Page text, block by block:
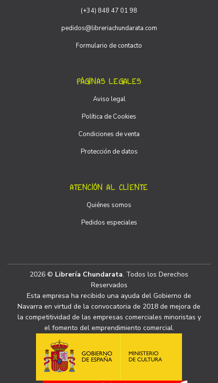
(+34) 848 47 01 98
pedidos@libreriachundarata.com
Formulario de contacto
PÁGINAS LEGALES
Aviso legal
Política de Cookies
Condiciones de venta
Protección de datos
ATENCIÓN AL CLIENTE
Quiénes somos
Pedidos especiales
2026 © Librería Chundarata. Todos los Derechos
Reservados
Esta empresa ha recibido una ayuda del Gobierno de
Navarra en virtud de la convocatoria de 2018 de mejora de
la competitividad de las empresas comerciales minoristas y
el fomento del emprendimiento comercial.